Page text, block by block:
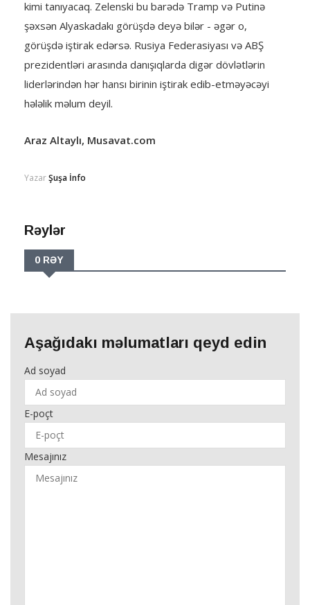
kimi tanıyacaq. Zelenski bu barədə Tramp və Putinə
şəxsən Alyaskadakı görüşdə deyə bilər - əgər o,
görüşdə iştirak edərsə. Rusiya Federasiyası və ABŞ
prezidentləri arasında danışıqlarda digər dövlətlərin
liderlərindən hər hansı birinin iştirak edib-etməyəcəyi
hələlik məlum deyil.
Araz Altaylı, Musavat.com
YazarŞuşa İnfo
Rəylər
0 RƏY
Aşağıdakı məlumatları qeyd edin
Ad soyad
E-poçt
Mesajınız